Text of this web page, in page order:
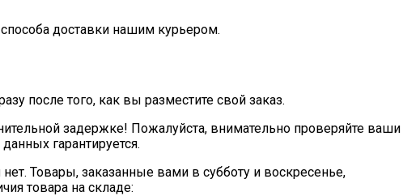
доставки нашим курьером.
после того, как вы разместите свой заказ.
задержке! Пожалуйста, внимательно проверяйте ваши
гарантируется.
Товары, заказанные вами в субботу и воскресенье,
товара на складе: